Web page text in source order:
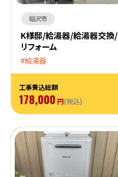
稲沢市
K様邸/給湯器/給湯器交換/
リフォーム
給湯器
工事費込総額
178,000 円(税込)